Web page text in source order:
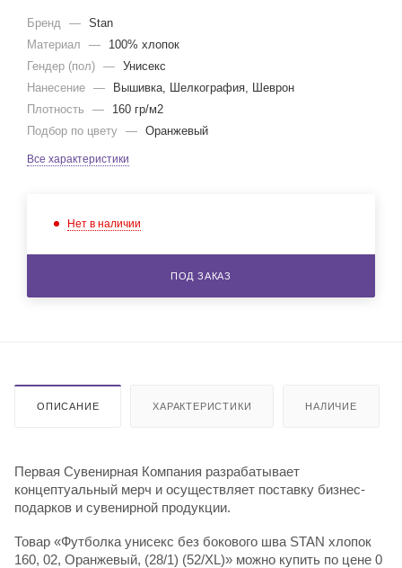
Бренд — Stan
Материал
—
100% хлопок
Гендер (пол) — Унисекс
Нанесение —
Вышивка, Шелкография, Шеврон
Плотность
—
160 гр/м2
Подбор по цвету — Оранжевый
Все характеристики
Нет в наличии
ПОД ЗАКАЗ
ОПИСАНИЕ ХАРАКТЕРИСТИКИ НАЛИЧИЕ
Первая Сувенирная Компания разрабатывает
концептуальный мерч и осуществляет поставку бизнес-
подарков и сувенирной продукции.
Товар «Футболка унисекс без бокового шва STAN хлопок
160, 02, Оранжевый, (28/1) (52/XL)» можно купить по цене 0